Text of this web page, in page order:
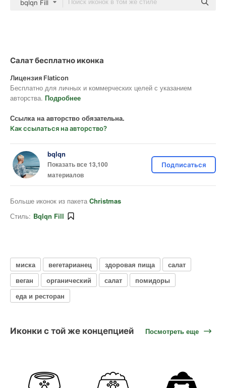
bqlqn Fill
Салат бесплатно иконка
Лицензия Flaticon
Бесплатно для личных и коммерческих целей с указанием
авторства. Подробнее
Ссылка на авторство обязательна.
Как ссылаться на авторство?
bqlqn
Показать все 13,100
материалов
Подписаться
Больше иконок из пакета Christmas
Стиль: Bqlqn Fill
миска вегетарианец здоровая пища
салат
веган
органический салат
помидоры
еда и ресторан
Иконки с той же концепцией Посмотреть еще